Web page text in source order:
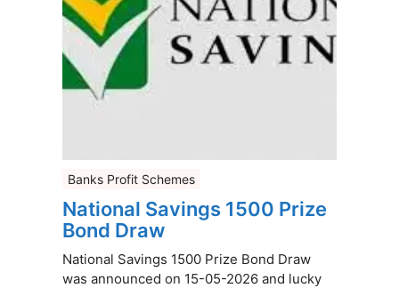
Banks Profit Schemes
National Savings 1500 Prize
Bond Draw
National Savings 1500 Prize Bond Draw
was announced on 15-05-2026 and lucky